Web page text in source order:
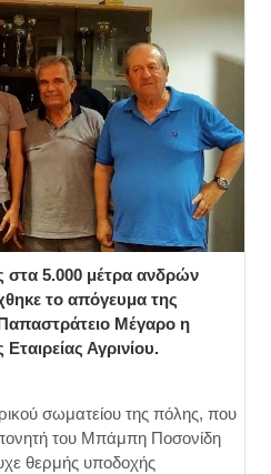
5.000 μέτρα ανδρών
το απόγευμα της
Μέγαρο η
Αγρινίου.
σωματείου της πόλης, που
του Μπάμπη Ποσονίδη
θερμής υποδοχής